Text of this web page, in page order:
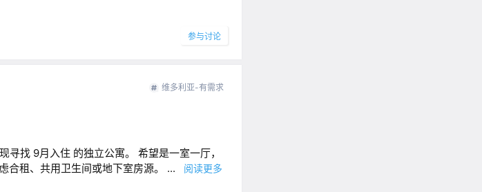
参与讨论
维多利亚-有需求
寻找 9月入住 的独立公寓。 希望是一室一厅，
合租、共用卫生间或地下室房源。 ...
阅读更多